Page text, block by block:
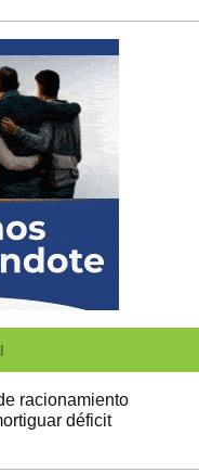
racionamiento
déficit